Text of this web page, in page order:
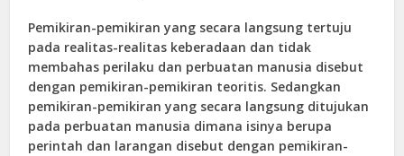
Pemikiran-pemikiran yang secara langsung tertuju
pada realitas-realitas keberadaan dan tidak
membahas perilaku dan perbuatan manusia disebut
dengan pemikiran-pemikiran teoritis. Sedangkan
pemikiran-pemikiran yang secara langsung ditujukan
pada perbuatan manusia dimana isinya berupa
perintah dan larangan disebut dengan pemikiran-